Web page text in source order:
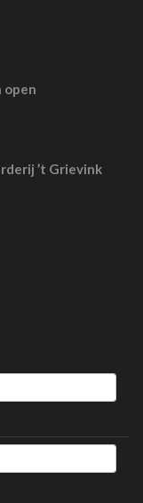
open
’t Grievink